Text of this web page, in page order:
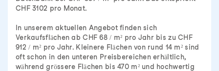
CHF 3102 pro Monat.
In unserem aktuellen Angebot finden sich
Verkaufsflächen ab CHF 68 / m² pro Jahr bis zu CHF
912 / m² pro Jahr. Kleinere Flächen von rund 14 m² sind
oft schon in den unteren Preisbereichen erhältlich,
während grössere Flächen bis 470 m² und hochwertig